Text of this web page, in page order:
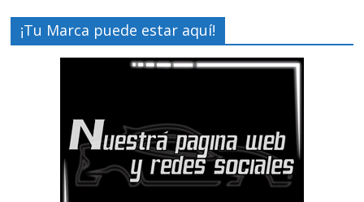
¡Tu Marca puede estar aquí!